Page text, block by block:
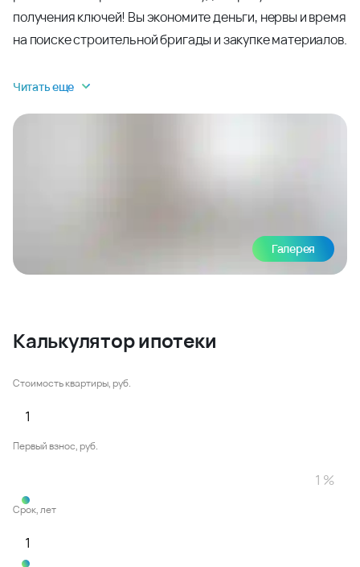
получения ключей! Вы экономите деньги, нервы и время
на поиске строительной бригады и закупке материалов.
Читать еще
Галерея
Калькулятор ипотеки
Стоимость квартиры, руб.
Первый взнос, руб.
Срок, лет